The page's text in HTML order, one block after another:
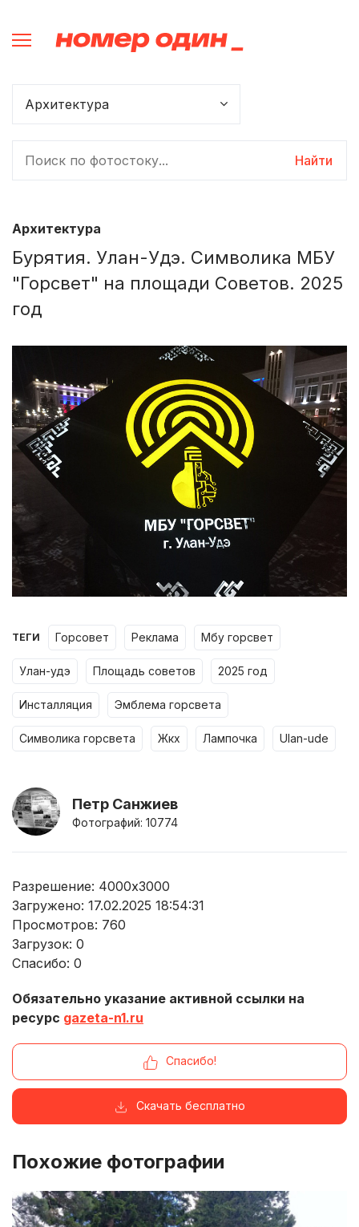
Найти
Архитектура
Бурятия. Улан-Удэ. Символика МБУ
"Горсвет" на площади Советов. 2025
год
ТЕГИ горсовет реклама мбу горсвет
улан-удэ площадь советов 2025 год
инсталляция эмблема горсвета
символика горсвета жкх лампочка ulan-ude
Петр Санжиев
Фотографий: 10774
Разрешение: 4000x3000
Загружено: 17.02.2025 18:54:31
Просмотров: 760
Загрузок: 0
Спасибо: 0
Обязательно указание активной ссылки на
ресурс gazeta-n1.ru
Спасибо!
Скачать бесплатно
Похожие фотографии